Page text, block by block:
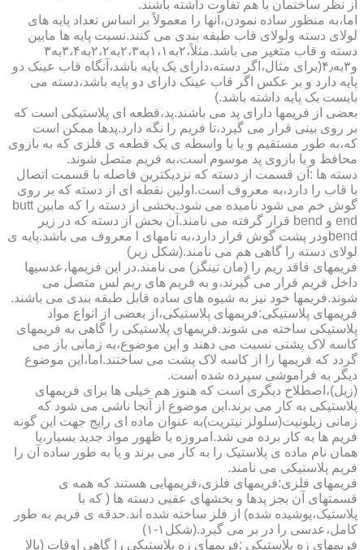
از نظر ساختمان با هم تفاوت داشته باشند.
اما،به منظور ساده نمودن،آنها را معمولاً بر اساس تعداد پایه های
لولای دسته ولولای قاب طبقه بندی می کنند.نسبت پایه ها مابین
دسته و قاب متغیر می باشد.مثلاً،۲به۱،۱به۲،۳به۲،۲به۳،۴به۳
و۳به۴٫(برای مثال،اگر دسته،دارای یک پایه باشد،آنگاه قاب عینک دو
پایه دارد و بر عکس اگر قاب عینک دارای دو پایه باشد،دسته می
بایست یک پایه داشته باشد.)
بعضی از فریمها دارای پد می باشند.پد،قطعه ای پلاستیکی است که
بر روی بینی قرار می گیرد،تا فریم را نگه دارد.پدها ممکن است
که،به طور مستقیم و یا با واسطه ی یک قطعه ی فلزی که به بازوی
محافظ و یا بازوی پد موسوم است،به فریم متصل شوند.
دسته ها :آن قسمت از دسته که نزدیکترین فاصله با قسمت اتصال
با قاب را دارد،به معروف است.اولین نقطه ای از دسته که بر روی
گوش خم می شود نامیده می شود.بخشی از دسته را که مابین butt
end و bend قرار گرفته می نامند.آن بخش از دسته که در زیر
bendودر پشت گوش قرار دارد،به نامهای l معروف می باشد.پایه ی
لولای دسته را گاهی هم می نامند.(شکل زیر)
فریمهای فاقد ریم را (مان تینگز) می نامند.در این فریمها،عدسیها
داخل فریم قرار می گیرند،و به فریم های ریم لس متصل می
شوند.فریمها خود نیز به شیوه های ساده قابل طبقه بندی می باشند.
فریمهای پلاستیکی:فریمهای پلاستیکی،از بعضی از انواع مواد
پلاستیکی ساخته می شوند.فریمهای پلاستیکی را گاهی به فریمهای
کاسه لاک پشتی نسبت می دهند و این موضوع،به زمانی باز می
گردد که فریمها را از کاسه لاک پشت می ساختند.اما،این موضوع
دیگر به فراموشی سپرده شده است.
(زیل)،اصطلاح دیگری است که هنوز هم خیلی ها برای فریمهای
پلاستیکی به کار می برند.این موضوع از آنجا ناشی می شود که
زمانی زیلونیت(سلولز نیتریت)به عنوان ماده ای رایج جهت این گونه
فریم ها به کار برده می شد.امروزه با ظهور مواد جدید بسیار،یا
همان نام ماده ی پلاستیک را به کار می برند و یا به طور ساده آن را
فریم پلاستیکی می نامند.
فریمهای فلزی:فریمهای فلزی،فریمهایی هستند که همه ی
قسمتهای آن بجز پدها و بخشهای عقبی دسته ها ( که با
پلاستیک،پوشیده شده) از فلز ساخته شده اند.حدقه ی فریم به طور
کامل،عدسی را در بر می گیرد.(شکل۱-۱)
فریمهای زه پلاستیکی :فریمهای زه پلاستیکی را گاهی اوقات (بالا